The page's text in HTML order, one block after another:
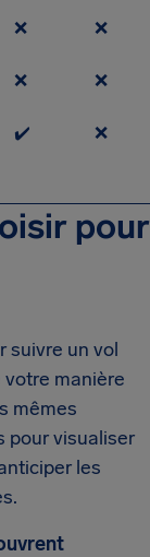
❌
❌
❌
❌
✔️ ❌
pour
suivre un vol
manière
mêmes
pour visualiser
les